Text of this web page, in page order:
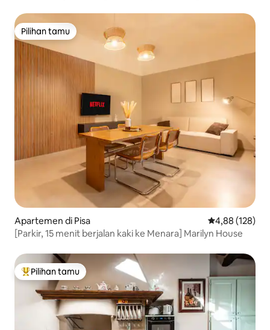
Pilihan tamu
Pilihan tamu
Apartemen di Pisa Nilai rata-rata
4,88 (128)
[Parkir, 15 menit berjalan kaki ke Menara] Marilyn House
Pilihan tamu terpopuler
Pilihan tamu